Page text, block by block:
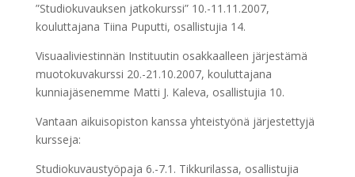
”Studiokuvauksen jatkokurssi” 10.-11.11.2007,
kouluttajana Tiina Puputti, osallistujia 14.
Visuaaliviestinnän Instituutin osakkaalleen järjestämä
muotokuvakurssi 20.-21.10.2007, kouluttajana
kunniajäsenemme Matti J. Kaleva, osallistujia 10.
Vantaan aikuisopiston kanssa yhteistyönä järjestettyjä
kursseja:
Studiokuvaustyöpaja 6.-7.1. Tikkurilassa, osallistujia